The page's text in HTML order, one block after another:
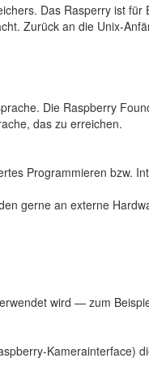
Das Rasperry ist
Zurück an die Unix-
Die Raspberry
das zu erreichen.
Programmieren bzw.
gerne an externe
wird — zum
Kamerainterface)